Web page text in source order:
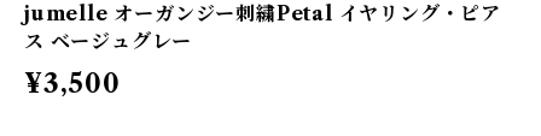
jumelle オーガンジー刺繍Petal イヤリング・ピア
ス ベージュグレー
¥3,500